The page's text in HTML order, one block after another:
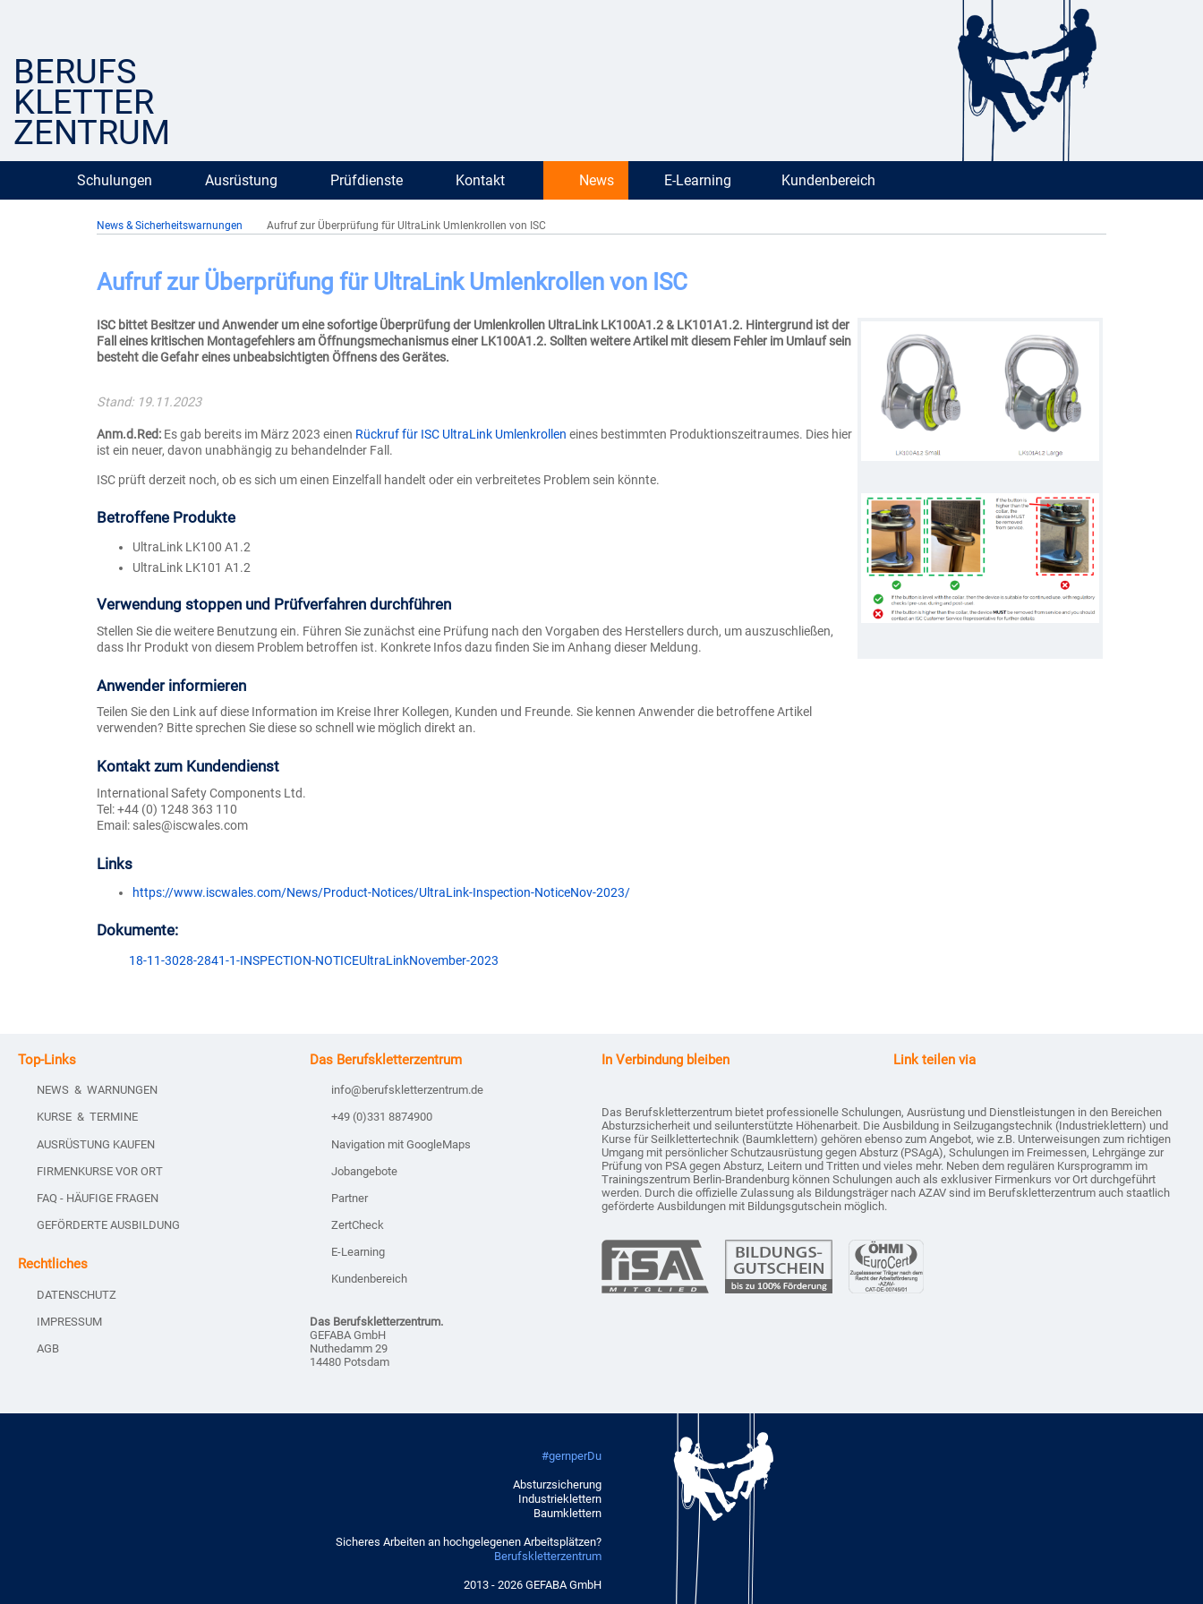
BERUFS
KLETTER
ZENTRUM
Schulungen Ausrüstung Prüfdienste Kontakt News E-Learning Kundenbereich
News & Sicherheitswarnungen Aufruf zur Überprüfung für UltraLink Umlenkrollen von ISC
Aufruf zur Überprüfung für UltraLink Umlenkrollen von ISC
ISC bittet Besitzer und Anwender um eine sofortige Überprüfung der Umlenkrollen UltraLink LK100A1.2 & LK101A1.2. Hintergrund ist der
Fall eines kritischen Montagefehlers am Öffnungsmechanismus einer LK100A1.2. Sollten weitere Artikel mit diesem Fehler im Umlauf sein
besteht die Gefahr eines unbeabsichtigten Öffnens des Gerätes.
Stand: 19.11.2023
Anm.d.Red:Es gab bereits im März 2023 einen Rückruf für ISC UltraLink Umlenkrollen eines bestimmten Produktionszeitraumes. Dies hier
ist ein neuer, davon unabhängig zu behandelnder Fall.
ISC prüft derzeit noch, ob es sich um einen Einzelfall handelt oder ein verbreitetes Problem sein könnte.
Betroffene Produkte
UltraLink LK100 A1.2
UltraLink LK101 A1.2
Verwendung stoppen und Prüfverfahren durchführen
Stellen Sie die weitere Benutzung ein. Führen Sie zunächst eine Prüfung nach den Vorgaben des Herstellers durch, um auszuschließen,
dass Ihr Produkt von diesem Problem betroffen ist. Konkrete Infos dazu finden Sie im Anhang dieser Meldung.
Anwender informieren
Teilen Sie den Link auf diese Information im Kreise Ihrer Kollegen, Kunden und Freunde. Sie kennen Anwender die betroffene Artikel
verwenden? Bitte sprechen Sie diese so schnell wie möglich direkt an.
Kontakt zum Kundendienst
International Safety Components Ltd.
Tel: +44 (0) 1248 363 110
Email: sales@iscwales.com
Links
https://www.iscwales.com/News/Product-Notices/UltraLink-Inspection-NoticeNov-2023/
Dokumente:
18-11-3028-2841-1-INSPECTION-NOTICEUltraLinkNovember-2023
Top-Links
NEWS & WARNUNGEN
KURSE & TERMINE
AUSRÜSTUNG KAUFEN
FIRMENKURSE VOR ORT
FAQ - HÄUFIGE FRAGEN
GEFÖRDERTE AUSBILDUNG
Rechtliches
DATENSCHUTZ
IMPRESSUM
AGB
Das Berufskletterzentrum
info@berufskletterzentrum.de
+49 (0)331 8874900
Navigation mit GoogleMaps
Jobangebote
Partner
ZertCheck
E-Learning
Kundenbereich
Das Berufskletterzentrum.
GEFABA GmbH
Nuthedamm 29
14480 Potsdam
In Verbindung bleiben Link teilen via
Das Berufskletterzentrum bietet professionelle Schulungen, Ausrüstung und Dienstleistungen in den Bereichen
Absturzsicherheit und seilunterstützte Höhenarbeit. Die Ausbildung in Seilzugangstechnik (Industrieklettern) und
Kurse für Seilklettertechnik (Baumklettern) gehören ebenso zum Angebot, wie z.B. Unterweisungen zum richtigen
Umgang mit persönlicher Schutzausrüstung gegen Absturz (PSAgA), Schulungen im Freimessen, Lehrgänge zur
Prüfung von PSA gegen Absturz, Leitern und Tritten und vieles mehr. Neben dem regulären Kursprogramm im
Trainingszentrum Berlin-Brandenburg können Schulungen auch als exklusiver Firmenkurs vor Ort durchgeführt
werden. Durch die offizielle Zulassung als Bildungsträger nach AZAV sind im Berufskletterzentrum auch staatlich
geförderte Ausbildungen mit Bildungsgutschein möglich.
#gernperDu
Absturzsicherung
Industrieklettern
Baumklettern
Sicheres Arbeiten an hochgelegenen Arbeitsplätzen?
Berufskletterzentrum
2013 - 2026 GEFABA GmbH